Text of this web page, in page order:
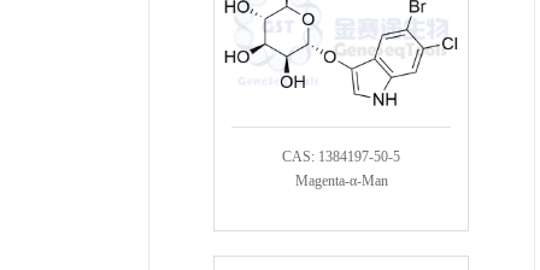
CAS: 1384197-50-5
Magenta-α-Man